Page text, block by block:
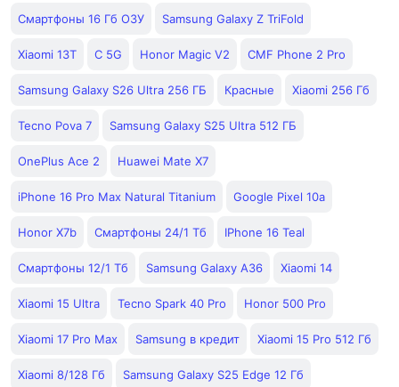
Смартфоны 16 Гб ОЗУ Samsung Galaxy Z TriFold
Xiaomi 13T С 5G Honor Magic V2 CMF Phone 2 Pro
Samsung Galaxy S26 Ultra 256 ГБ Красные Xiaomi 256 Гб
Tecno Pova 7 Samsung Galaxy S25 Ultra 512 ГБ
OnePlus Ace 2 Huawei Mate X7
iPhone 16 Pro Max Natural Titanium Google Pixel 10a
Honor X7b Смартфоны 24/1 Тб IPhone 16 Teal
Смартфоны 12/1 Тб Samsung Galaxy A36 Xiaomi 14
Xiaomi 15 Ultra Tecno Spark 40 Pro Honor 500 Pro
Xiaomi 17 Pro Max Samsung в кредит Xiaomi 15 Pro 512 Гб
Xiaomi 8/128 Гб Samsung Galaxy S25 Edge 12 Гб